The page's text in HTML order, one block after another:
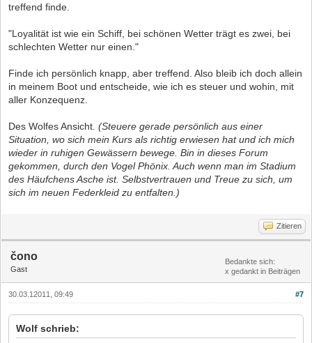
treffend finde.
"Loyalität ist wie ein Schiff, bei schönen Wetter trägt es zwei, bei
schlechten Wetter nur einen."
Finde ich persönlich knapp, aber treffend. Also bleib ich doch allein
in meinem Boot und entscheide, wie ich es steuer und wohin, mit
aller Konzequenz.
Des Wolfes Ansicht. (Steuere gerade persönlich aus einer
Situation, wo sich mein Kurs als richtig erwiesen hat und ich mich
wieder in ruhigen Gewässern bewege. Bin in dieses Forum
gekommen, durch den Vogel Phönix. Auch wenn man im Stadium
des Häufchens Asche ist. Selbstvertrauen und Treue zu sich, um
sich im neuen Federkleid zu entfalten.)
Zitieren
čono
Gast
Bedankte sich:
x gedankt in Beiträgen
#7
30.03.12011, 09:49
Wolf schrieb: